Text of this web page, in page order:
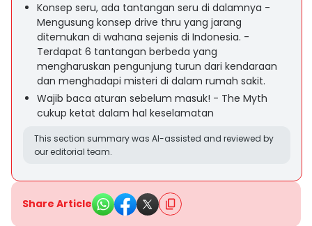
Konsep seru, ada tantangan seru di dalamnya -
Mengusung konsep drive thru yang jarang
ditemukan di wahana sejenis di Indonesia. -
Terdapat 6 tantangan berbeda yang
mengharuskan pengunjung turun dari kendaraan
dan menghadapi misteri di dalam rumah sakit.
Wajib baca aturan sebelum masuk! - The Myth
cukup ketat dalam hal keselamatan
This section summary was AI-assisted and reviewed by
our editorial team.
Share Article